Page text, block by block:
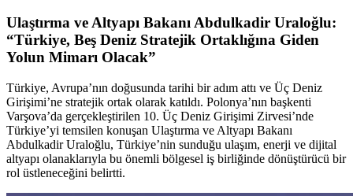
Ulaştırma ve Altyapı Bakanı Abdulkadir Uraloğlu:
“Türkiye, Beş Deniz Stratejik Ortaklığına Giden
Yolun Mimarı Olacak”
Türkiye, Avrupa’nın doğusunda tarihi bir adım attı ve Üç Deniz
Girişimi’ne stratejik ortak olarak katıldı. Polonya’nın başkenti
Varşova’da gerçekleştirilen 10. Üç Deniz Girişimi Zirvesi’nde
Türkiye’yi temsilen konuşan Ulaştırma ve Altyapı Bakanı
Abdulkadir Uraloğlu, Türkiye’nin sunduğu ulaşım, enerji ve dijital
altyapı olanaklarıyla bu önemli bölgesel iş birliğinde dönüştürücü bir
rol üstleneceğini belirtti.